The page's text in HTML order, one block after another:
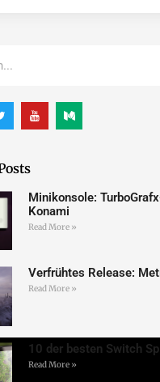
Minikonsole:
Konami
Read More »
Verfrühtes Release:
Read More »
10 der besten Switch
Read More »